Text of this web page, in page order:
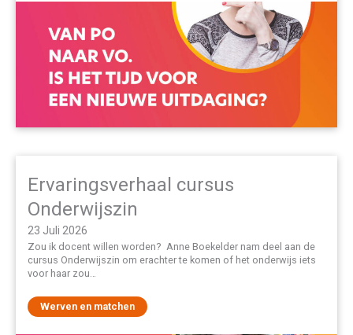
Ervaringsverhaal cursus
Onderwijszin
23 Juli 2026
Zou ik docent willen worden? Anne Boekelder nam deel aan de
cursus Onderwijszin om erachter te komen of het onderwijs iets
voor haar zou…
Werven en matchen